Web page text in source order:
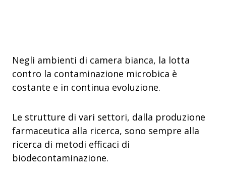
Negli ambienti di camera bianca, la lotta
contro la contaminazione microbica è
costante e in continua evoluzione.
Le strutture di vari settori, dalla produzione
farmaceutica alla ricerca, sono sempre alla
ricerca di metodi efficaci di
biodecontaminazione.